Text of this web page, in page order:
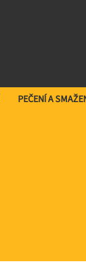
PEČENÍ A